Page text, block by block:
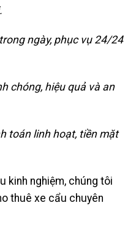
ngày, phục vụ 24/24
chóng, hiệu quả và an
toán linh hoạt, tiền mặt
kinh nghiệm, chúng tôi
thuê xe cẩu chuyên